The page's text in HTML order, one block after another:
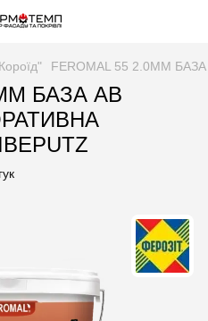
FEROMAL 55 2.0MM
БАЗА АВ